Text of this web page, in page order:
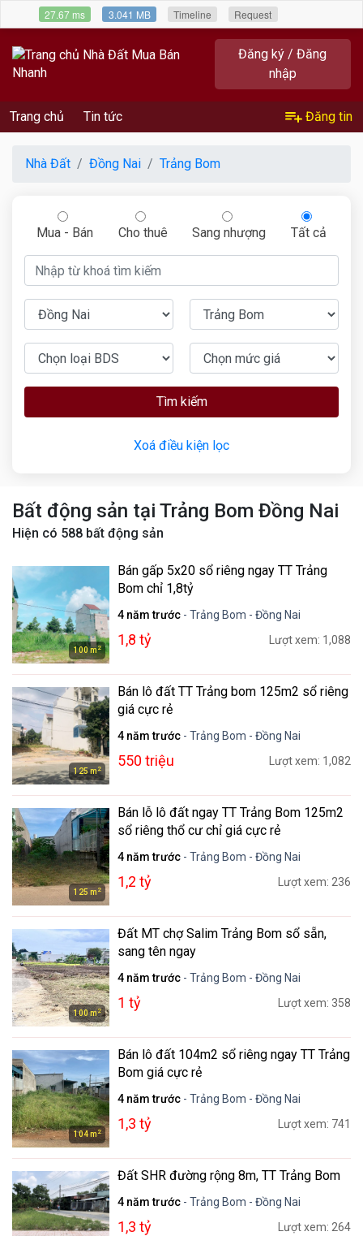
Đăng ký / Đăng
nhập
Trang chủ Tin tức Đăng tin
Nhà Đất Đồng Nai Trảng Bom
Mua - Bán Cho thuê Sang nhượng Tất cả
Tìm kiếm
Xoá điều kiện lọc
Bất động sản tại Trảng Bom Đồng Nai
Hiện có 588 bất động sản
100 m 2
Bán gấp 5x20 sổ riêng ngay TT Trảng
Bom chỉ 1,8tỷ
4 năm trước - Trảng Bom - Đồng Nai
1,8 tỷ Lượt xem: 1,088
125 m2
Bán lô đất TT Trảng bom 125m2 sổ riêng
giá cực rẻ
4 năm trước - Trảng Bom - Đồng Nai
550 triệu Lượt xem: 1,082
125 m 2
Bán lỗ lô đất ngay TT Trảng Bom 125m2
sổ riêng thổ cư chỉ giá cực rẻ
4 năm trước - Trảng Bom - Đồng Nai
1,2 tỷ Lượt xem: 236
100 m2
Đất MT chợ Salim Trảng Bom sổ sẵn,
sang tên ngay
4 năm trước - Trảng Bom - Đồng Nai
1 tỷ Lượt xem: 358
104 m 2
Bán lô đất 104m2 sổ riêng ngay TT Trảng
Bom giá cực rẻ
4 năm trước - Trảng Bom - Đồng Nai
1,3 tỷ Lượt xem: 741
Đất SHR đường rộng 8m, TT Trảng Bom
4 năm trước - Trảng Bom - Đồng Nai
1,3 tỷ Lượt xem: 264
27.67 ms 3.041 MB Timeline Request